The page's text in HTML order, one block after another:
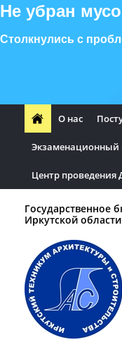
Не убран
Столкнулись с
О нас
Экзаменационный
Центр проведения
Государственное
Иркутской области